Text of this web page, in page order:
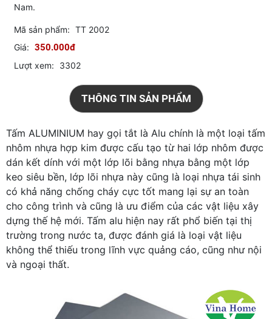
Nam.
Mã sản phẩm: TT 2002
Giá: 350.000đ
Lượt xem: 3302
THÔNG TIN SẢN PHẨM
Tấm ALUMINIUM hay gọi tắt là Alu chính là một loại tấm
nhôm nhựa hợp kim được cấu tạo từ hai lớp nhôm được
dán kết dính với một lớp lõi bằng nhựa bằng một lớp
keo siêu bền, lớp lõi nhựa này cũng là loại nhựa tái sinh
có khả năng chống cháy cực tốt mang lại sự an toàn
cho công trình và cũng là ưu điểm của các vật liệu xây
dựng thế hệ mới. Tấm alu hiện nay rất phổ biến tại thị
trường trong nước ta, được đánh giá là loại vật liệu
không thể thiếu trong lĩnh vực quảng cáo, cũng như nội
và ngoại thất.